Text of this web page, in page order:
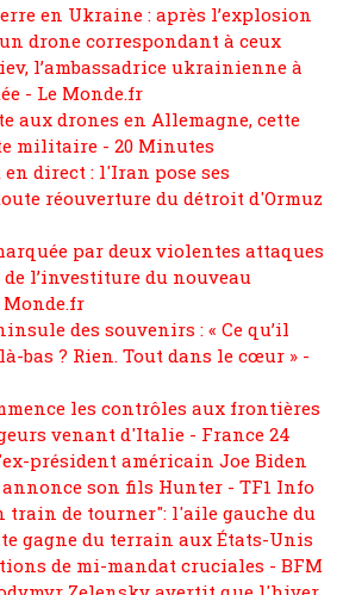
en Ukraine : après l’explosion
drone correspondant à ceux
l’ambassadrice ukrainienne à
- Le Monde.fr
aux drones en Allemagne, cette
militaire - 20 Minutes
direct : l'Iran pose ses
réouverture du détroit d'Ormuz
par deux violentes attaques
l’investiture du nouveau
des souvenirs : « Ce qu’il
bas ? Rien. Tout dans le cœur » -
les contrôles aux frontières
venant d'Italie - France 24
président américain Joe Biden
annonce son fils Hunter - TF1 Info
train de tourner": l'aile gauche du
gagne du terrain aux États-Unis
de mi-mandat cruciales - BFM